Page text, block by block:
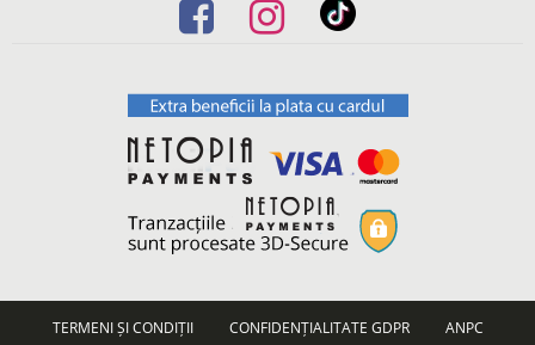
TERMENI ȘI CONDIȚII CONFIDENȚIALITATE GDPR
ANPC